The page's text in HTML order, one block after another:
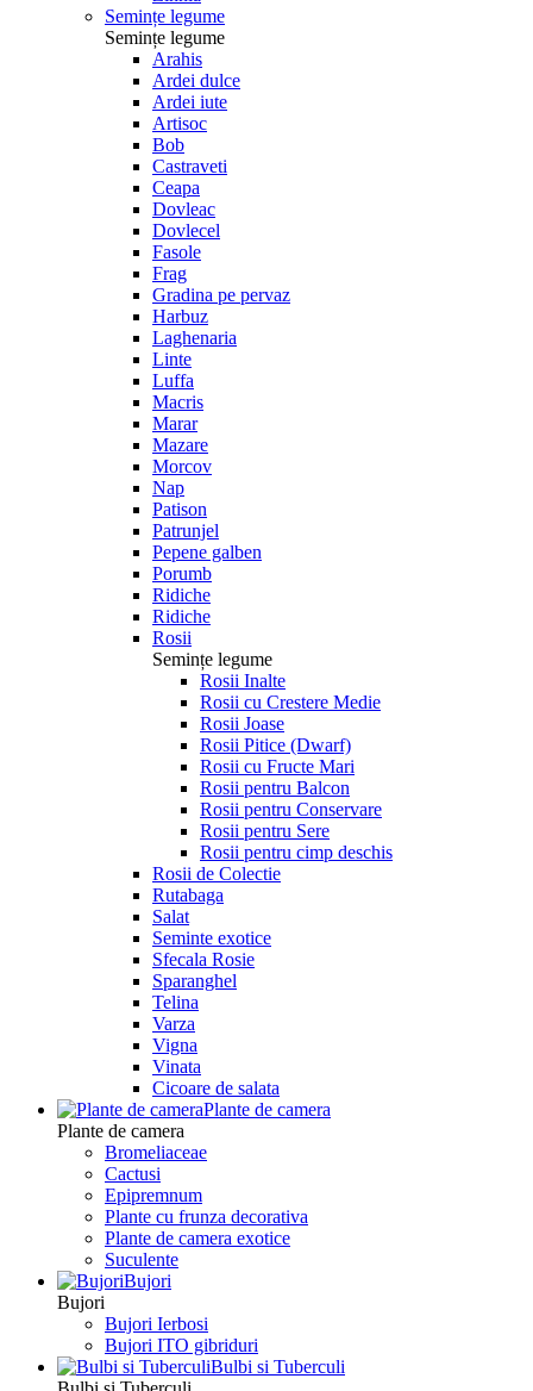
Semințe legume
Semințe legume
Arahis
Ardei dulce
Ardei iute
Artisoc
Bob
Castraveti
Ceapa
Dovleac
Dovlecel
Fasole
Frag
Gradina pe pervaz
Harbuz
Laghenaria
Linte
Luffa
Macris
Marar
Mazare
Morcov
Nap
Patison
Patrunjel
Pepene galben
Porumb
Ridiche
Ridiche
Rosii
Semințe legume
Rosii Inalte
Rosii cu Crestere Medie
Rosii Joase
Rosii Pitice (Dwarf)
Rosii cu Fructe Mari
Rosii pentru Balcon
Rosii pentru Conservare
Rosii pentru Sere
Rosii pentru cimp deschis
Rosii de Colectie
Rutabaga
Salat
Seminte exotice
Sfecala Rosie
Sparanghel
Telina
Varza
Vigna
Vinata
Сicoare de salata
Plante de camera
Plante de camera
Bromeliaceae
Cactusi
Epipremnum
Plante cu frunza decorativa
Plante de camera exotice
Suculente
Bujori
Bujori
Bujori Ierbosi
Bujori ITO gibriduri
Bulbi si Tuberculi